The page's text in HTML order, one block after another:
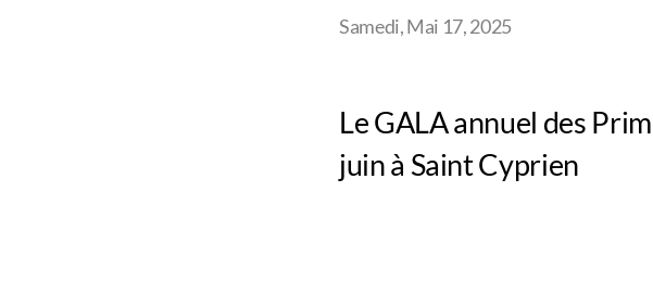
Samedi, Mai 17, 2025
Le GALA annuel des
juin à Saint Cyprien